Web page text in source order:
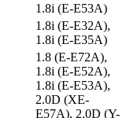
1.8i (E-E53A)
1.8i (E-E32A),
1.8i (E-E35A)
1.8 (E-E72A),
1.8i (E-E52A),
1.8i (E-E53A),
2.0D (XE-
E57A), 2.0D (Y-